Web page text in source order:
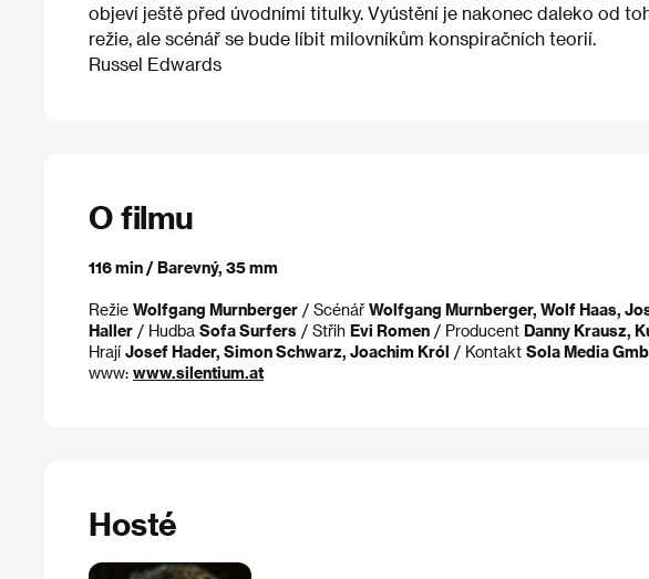
objeví ještě před úvodními titulky. Vyústění je nakonec daleko od
režie, ale scénář se bude líbit milovníkům konspiračních teorií.
Russel Edwards
O filmu
116 min / Barevný, 35 mm
Režie Wolfgang Murnberger / Scénář Wolfgang Murnberger, Wolf Haas,
Haller / Hudba Sofa Surfers / Střih Evi Romen / Producent Danny Krausz,
Hrají Josef Hader, Simon Schwarz, Joachim Król / Kontakt Sola Media
www: www.silentium.at
Hosté